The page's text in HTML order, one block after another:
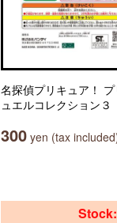
名探偵プリキュア！
ュエルコレクション３
300 yen (tax